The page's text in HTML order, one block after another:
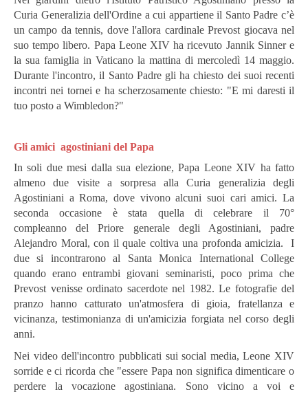
Curia Generalizia dell'Ordine a cui appartiene il Santo Padre c’è
un campo da tennis, dove l'allora cardinale Prevost giocava nel
suo tempo libero. Papa Leone XIV ha ricevuto Jannik Sinner e
la sua famiglia in Vaticano la mattina di mercoledì 14 maggio.
Durante l'incontro, il Santo Padre gli ha chiesto dei suoi recenti
incontri nei tornei e ha scherzosamente chiesto: "E mi daresti il
tuo posto a Wimbledon?"
Gli amici agostiniani del Papa
In soli due mesi dalla sua elezione, Papa Leone XIV ha fatto
almeno due visite a sorpresa alla Curia generalizia degli
Agostiniani a Roma, dove vivono alcuni suoi cari amici. La
seconda occasione è stata quella di celebrare il 70°
compleanno del Priore generale degli Agostiniani, padre
Alejandro Moral, con il quale coltiva una profonda amicizia. I
due si incontrarono al Santa Monica International College
quando erano entrambi giovani seminaristi, poco prima che
Prevost venisse ordinato sacerdote nel 1982. Le fotografie del
pranzo hanno catturato un'atmosfera di gioia, fratellanza e
vicinanza, testimonianza di un'amicizia forgiata nel corso degli
anni.
Nei video dell'incontro pubblicati sui social media, Leone XIV
sorride e ci ricorda che "essere Papa non significa dimenticare o
perdere la vocazione agostiniana. Sono vicino a voi e